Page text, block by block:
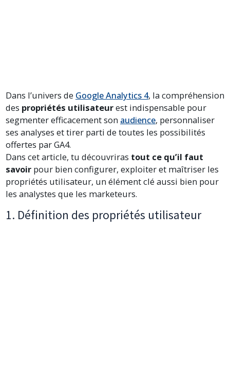
Dans l’univers de Google Analytics 4, la compréhension
des propriétés utilisateurest indispensable pour
segmenter efficacement son audience, personnaliser
ses analyses et tirer parti de toutes les possibilités
offertes par GA4.
Dans cet article, tu découvriras tout ce qu’il faut
savoirpour bien configurer, exploiter et maîtriser les
propriétés utilisateur, un élément clé aussi bien pour
les analystes que les marketeurs.
1. Définition des propriétés utilisateur